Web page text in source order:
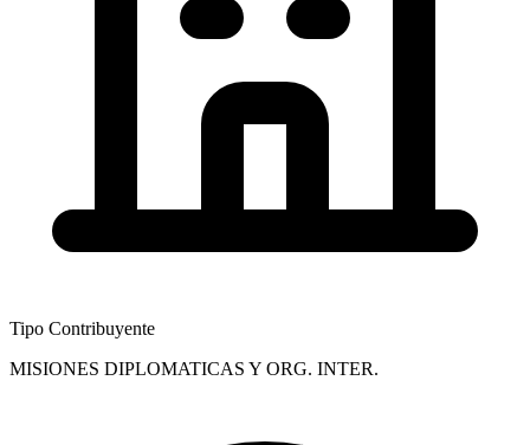
Tipo Contribuyente
MISIONES DIPLOMATICAS Y ORG. INTER.